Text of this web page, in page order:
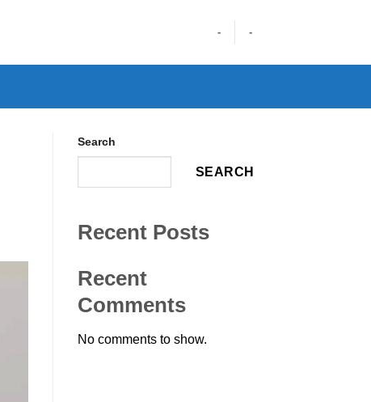
- -
Search
SEARCH
Recent Posts
Recent
Comments
No comments to show.